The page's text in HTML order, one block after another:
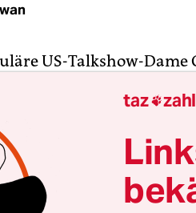
US-Talkshow-Dame
enorm: Ein
Plattform, das
erstaunlich schnell
zwar auf der viel
auch viel gesehen,
taz 